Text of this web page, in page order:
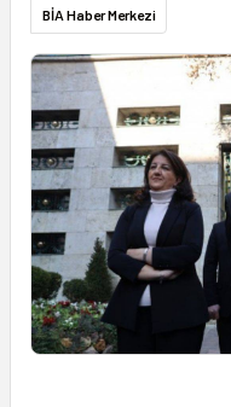
BİA Haber Merkezi